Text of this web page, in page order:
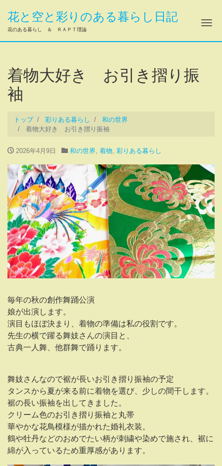
花と空と彩りのある暮らし日記
花のある暮らし ＆ ＲＡＰＴ理論 ナ
着物大好き お引き摺り振
袖
トップ 彩りある暮らし
和の世界
着物大好き お引き摺り振袖
2026年4月9日 和の世界, 着物, 彩りある暮らし
毎年の秋の創作舞踊公演
娘が出演します。
演目もほぼ決まり、着物の準備は私の役割です。
先生の横で躍る舞妓さんの演目と、
古典一人舞、他群舞で踊ります。
舞妓さんなので裾が長いお引き摺り振袖の予定
タンスから夏が来る前に着物を選び、少しの間干します。
裾の長い振袖を出してきました。
クリーム色のお引き摺り振袖と丸帯
華やかな花鳥模様が描かれた婚礼衣装。
鶴や牡丹などのおめでたい柄が刺繍や染めで施され、裾に
綿が入っているため重厚感があります。